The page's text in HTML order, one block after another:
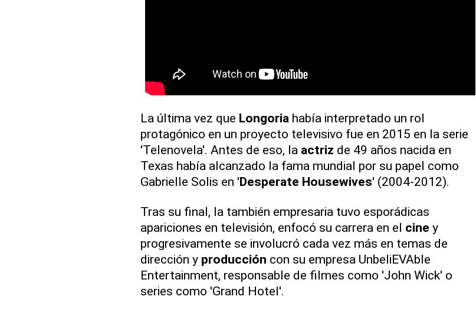
La última vez que Longoriahabía interpretado un rol
protagónico en un proyecto televisivo fue en 2015 en la serie
'Telenovela'. Antes de eso, la actriz de 49 años nacida en
Texas había alcanzado la fama mundial por su papel como
Gabrielle Solis en 'Desperate Housewives' (2004-2012).
Tras su final, la también empresaria tuvo esporádicas
apariciones en televisión, enfocó su carrera en el cine y
progresivamente se involucró cada vez más en temas de
dirección y producción con su empresa UnbeliEVAble
Entertainment, responsable de filmes como 'John Wick' o
series como 'Grand Hotel'.